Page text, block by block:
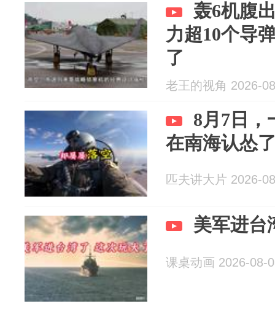
轰6机腹
力超10个导
了
老王的视角 2026-
8月7日，
在南海认怂
匹夫讲大片 2026-
美军进台
课桌动画 2026-08-